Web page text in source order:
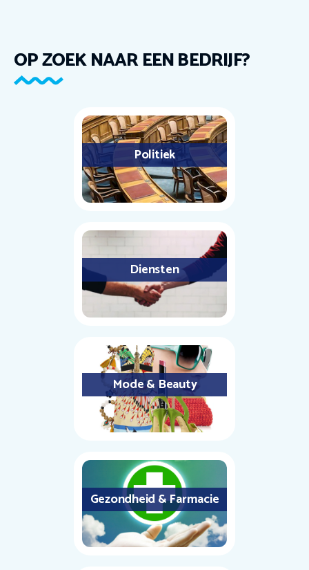
OP ZOEK NAAR EEN BEDRIJF?
Politiek
Diensten
Mode & Beauty
Gezondheid & Farmacie